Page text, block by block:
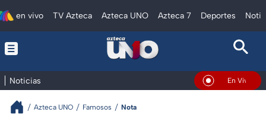
en vivo TV Azteca Azteca UNO Azteca 7 Deportes
Noticias En Vivo
Azteca UNO Famosos Nota